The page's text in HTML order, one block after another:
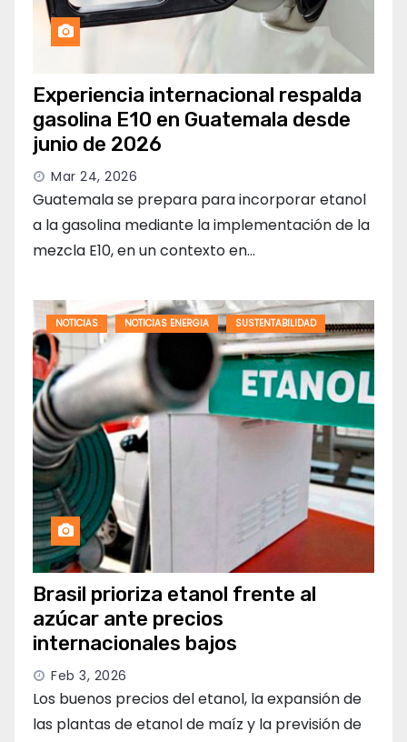
Experiencia internacional respalda
gasolina E10 en Guatemala desde
junio de 2026
Mar 24, 2026
Guatemala se prepara para incorporar etanol
a la gasolina mediante la implementación de la
mezcla E10, en un contexto en…
NOTICIAS NOTICIAS ENERGIA SUSTENTABILIDAD
Brasil prioriza etanol frente al
azúcar ante precios
internacionales bajos
Feb 3, 2026
Los buenos precios del etanol, la expansión de
las plantas de etanol de maíz y la previsión de